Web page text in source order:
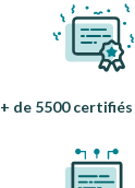
+ de 5500 certifiés